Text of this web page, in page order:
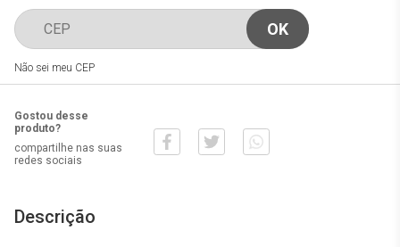
Não sei meu CEP
Gostou desse
produto?
compartilhe nas suas
redes sociais
Descrição